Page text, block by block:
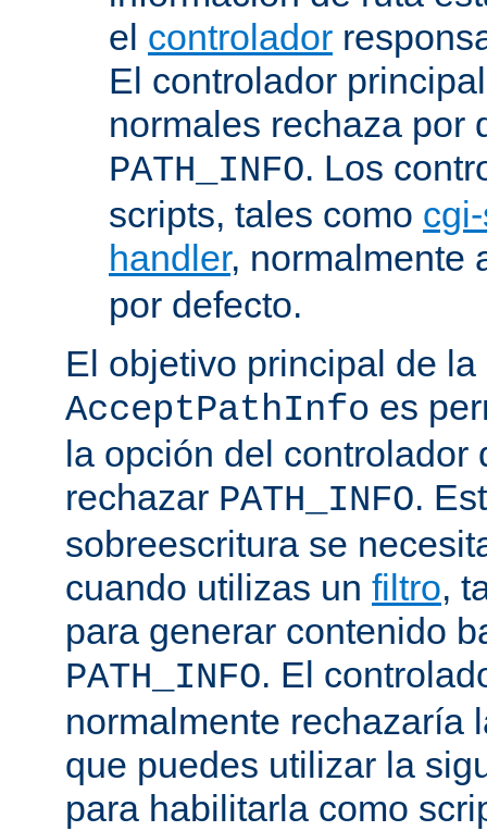
el controlador
El controlador
normales rechaza por
PATH_INFO. Los
scripts, tales como
handler, normalmente
por defecto.
El objetivo principal de la
AcceptPathInfo es
la opción del controlador
rechazar PATH_INFO.
sobreescritura se
cuando utilizas un filtro,
para generar contenido
PATH_INFO. El
normalmente rechazaría
que puedes utilizar la
para habilitarla como